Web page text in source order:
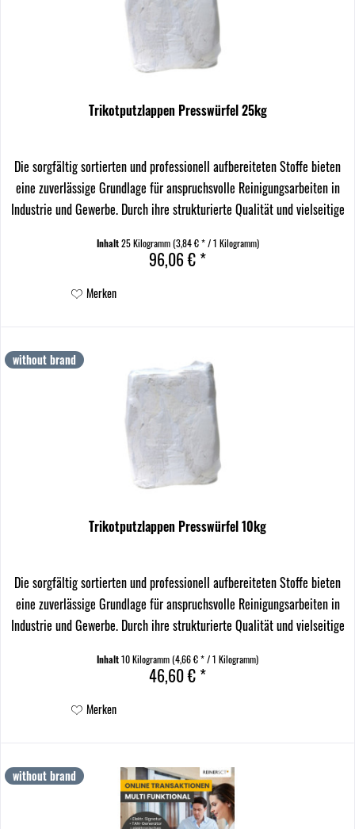
Trikotputzlappen Presswürfel 25kg
Die sorgfältig sortierten und professionell aufbereiteten Stoffe bieten
eine zuverlässige Grundlage für anspruchsvolle Reinigungsarbeiten in
Industrie und Gewerbe. Durch ihre strukturierte Qualität und vielseitige
Inhalt25 Kilogramm(3,84 € * / 1 Kilogramm)
96,06 € *
Merken
without brand
Trikotputzlappen Presswürfel 10kg
Die sorgfältig sortierten und professionell aufbereiteten Stoffe bieten
eine zuverlässige Grundlage für anspruchsvolle Reinigungsarbeiten in
Industrie und Gewerbe. Durch ihre strukturierte Qualität und vielseitige
Inhalt10 Kilogramm(4,66 € * / 1 Kilogramm)
46,60 € *
Merken
without brand